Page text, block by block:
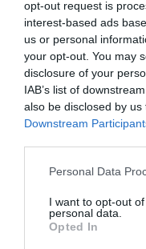
opt-out request is
interest-based ads
us or personal
your opt-out. You may
disclosure of your
IAB’s list of
also be disclosed by
Downstream
Personal Data
I want to opt-out
personal data.
Opted In